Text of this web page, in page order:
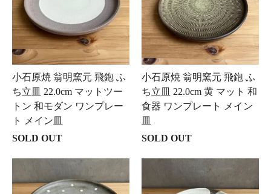
小石原焼 翁明窯元 飛鉋 ふ
ち立皿 22.0cm マットツー
トン 和モダン ワンプレー
ト メイン皿
SOLD OUT
小石原焼 翁明窯元 飛鉋 ふ
ち立皿 22.0cm 黄 マット 和
食器 ワンプレート メイン
皿
SOLD OUT